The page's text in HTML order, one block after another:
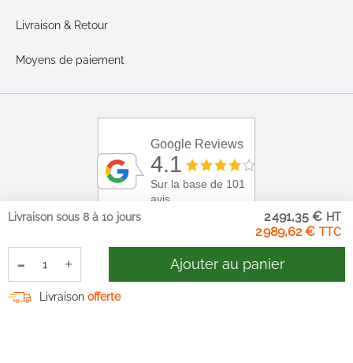
2 989,62 €
2 491,35 €
Livraison sous 8 à 10 jours
- + Ajouter au panier
Livraison offerte
Livraison & Retour
Moyens de paiement
Google Reviews
4.1
Sur la base de 101
avis